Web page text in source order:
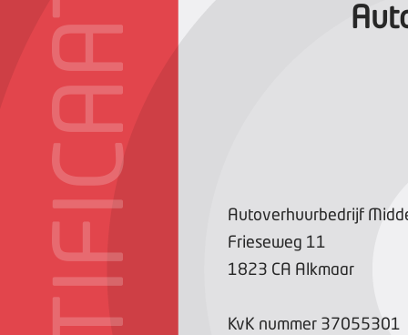
Autoverhuurbedrijf
Frieseweg 11
1823 CA Alkmaar
KvK nummer 37055301